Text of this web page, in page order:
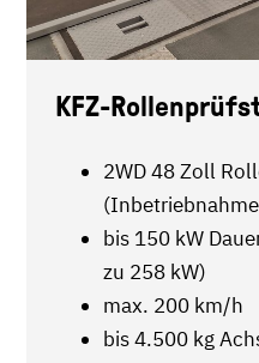
KFZ-
2WD 48 Zoll
bis 150 kW
zu 258 kW)
max. 200 km/h
bis 4.500 kg